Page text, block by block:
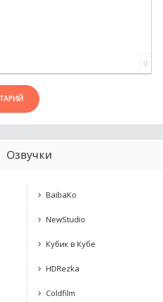
0
Озвучки
BaibaKo
NewStudio
Кубик в Кубе
HDRezka
Coldfilm